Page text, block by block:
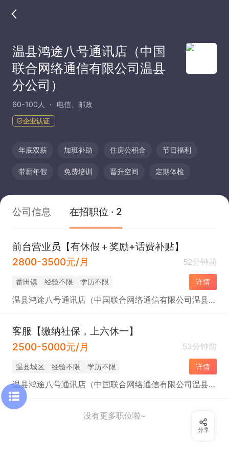
温县鸿途八号通讯店（中国
联合网络通信有限公司温县
分公司）
60-100人 电信、邮政
企业认证
年底双薪 加班补助 住房公积金 节日福利
带薪年假 免费培训 晋升空间 定期体检
公司信息 在招职位 · 2
前台营业员【有休假＋奖励+话费补贴】
2800-3500元/月
52分钟前
番田镇 经验不限 学历不限 详情
温县鸿途八号通讯店（中国联合网络通信有限公司温县分公司）
客服【缴纳社保，上六休一】
2500-5000元/月
53分钟前
温县城区 经验不限 学历不限 详情
温县鸿途八号通讯店（中国联合网络通信有限公司温县分公司）
没有更多职位啦~
分享